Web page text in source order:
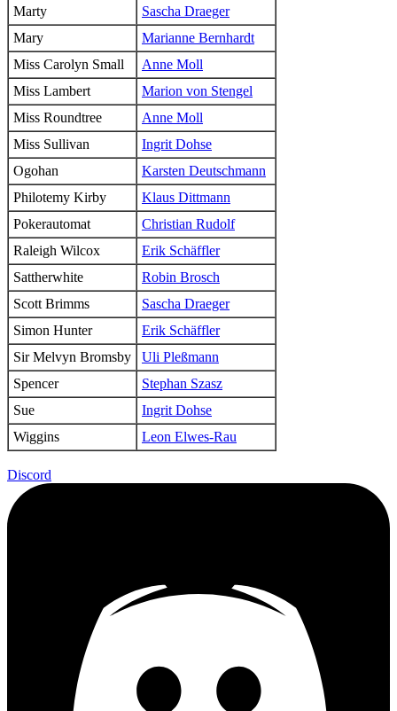
Marty
Sascha Draeger
Mary
Marianne Bernhardt
Miss Carolyn Small
Anne Moll
Miss Lambert
Marion von Stengel
Miss Roundtree
Anne Moll
Miss Sullivan
Ingrit Dohse
Ogohan
Karsten Deutschmann
Philotemy Kirby
Klaus Dittmann
Pokerautomat
Christian Rudolf
Raleigh Wilcox
Erik Schäffler
Sattherwhite
Robin Brosch
Scott Brimms
Sascha Draeger
Simon Hunter
Erik Schäffler
Sir Melvyn Bromsby
Uli Pleßmann
Spencer
Stephan Szasz
Sue
Ingrit Dohse
Wiggins
Leon Elwes-Rau
Discord